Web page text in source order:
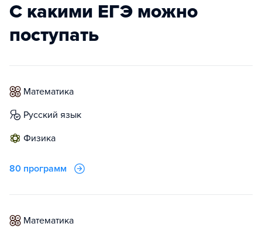
С какими ЕГЭ можно
поступать
математика
русский язык
физика
80 программ
математика